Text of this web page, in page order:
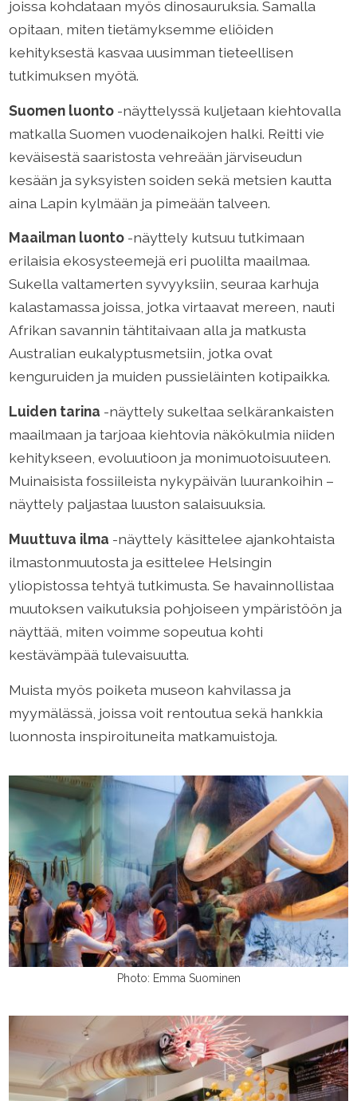
joissa kohdataan myös dinosauruksia. Samalla
opitaan, miten tietämyksemme eliöiden
kehityksestä kasvaa uusimman tieteellisen
tutkimuksen myötä.
Suomen luonto -näyttelyssä kuljetaan kiehtovalla
matkalla Suomen vuodenaikojen halki. Reitti vie
keväisestä saaristosta vehreään järviseudun
kesään ja syksyisten soiden sekä metsien kautta
aina Lapin kylmään ja pimeään talveen.
Maailman luonto -näyttely kutsuu tutkimaan
erilaisia ekosysteemejä eri puolilta maailmaa.
Sukella valtamerten syvyyksiin, seuraa karhuja
kalastamassa joissa, jotka virtaavat mereen, nauti
Afrikan savannin tähtitaivaan alla ja matkusta
Australian eukalyptusmetsiin, jotka ovat
kenguruiden ja muiden pussieläinten kotipaikka.
Luiden tarina -näyttely sukeltaa selkärankaisten
maailmaan ja tarjoaa kiehtovia näkökulmia niiden
kehitykseen, evoluutioon ja monimuotoisuuteen.
Muinaisista fossiileista nykypäivän luurankoihin –
näyttely paljastaa luuston salaisuuksia.
Muuttuva ilma -näyttely käsittelee ajankohtaista
ilmastonmuutosta ja esittelee Helsingin
yliopistossa tehtyä tutkimusta. Se havainnollistaa
muutoksen vaikutuksia pohjoiseen ympäristöön ja
näyttää, miten voimme sopeutua kohti
kestävämpää tulevaisuutta.
Muista myös poiketa museon kahvilassa ja
myymälässä, joissa voit rentoutua sekä hankkia
luonnosta inspiroituneita matkamuistoja.
Photo: Emma Suominen